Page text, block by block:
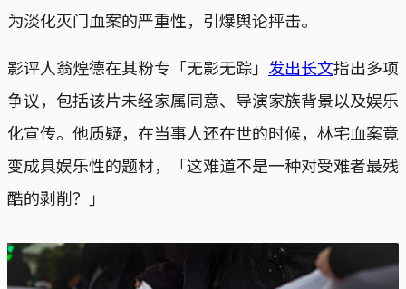
为淡化灭门血案的严重性，引爆舆论抨击。
影评人翁煌德在其粉专「无影无踪」 发出长文指出多项
争议，包括该片未经家属同意、导演家族背景以及娱乐
化宣传。他质疑，在当事人还在世的时候，林宅血案竟
变成具娱乐性的题材，「这难道不是一种对受难者最残
酷的剥削？」